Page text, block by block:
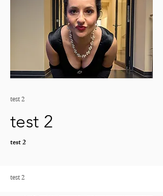
test 2
test 2
test 2
test 2